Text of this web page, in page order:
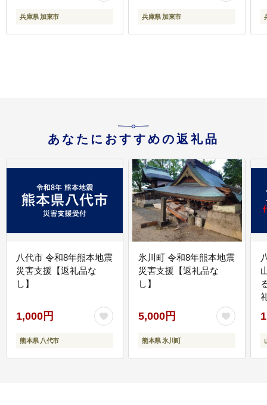
兵庫県 加東市 兵庫県 加東市
あなたにおすすめの返礼品
八代市 令和8年熊本地震
災害支援【返礼品な
し】
1,000円
熊本県 八代市
氷川町 令和8年熊本地震
災害支援【返礼品な
し】
5,000円
熊本県 氷川町